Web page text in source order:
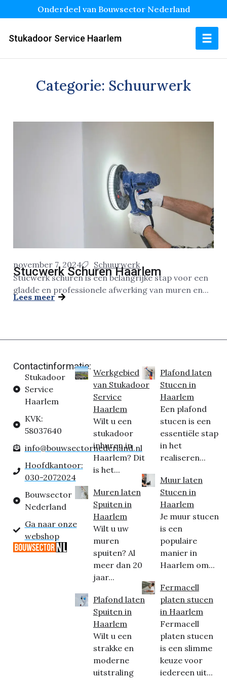
Onderdeel van Bouwsector Nederland
Stukadoor Service Haarlem
Categorie: Schuurwerk
november 7, 2024 Schuurwerk
Stucwerk Schuren Haarlem
Stucwerk schuren is een belangrijke stap voor een
gladde en professionele afwerking van muren en...
Lees meer
Contactinformatie:
Stukadoor
Service
Haarlem
KVK:
58037640
info@bouwsectornederland.nl
Hoofdkantoor:
030-2072024
Bouwsector
Nederland
Ga naar onze
webshop
Werkgebied
van Stukadoor
Service
Haarlem
Wilt u een
stukadoor
inhuren in
Haarlem? Dit
is het...
Muren laten
Spuiten in
Haarlem
Wilt u uw
muren
spuiten? Al
meer dan 20
jaar...
Plafond laten
Spuiten in
Haarlem
Wilt u een
strakke en
moderne
uitstraling
Plafond laten
Stucen in
Haarlem
Een plafond
stucen is een
essentiële stap
in het
realiseren...
Muur laten
Stucen in
Haarlem
Je muur stucen
is een
populaire
manier in
Haarlem om...
Fermacell
platen stucen
in Haarlem
Fermacell
platen stucen
is een slimme
keuze voor
iedereen uit...